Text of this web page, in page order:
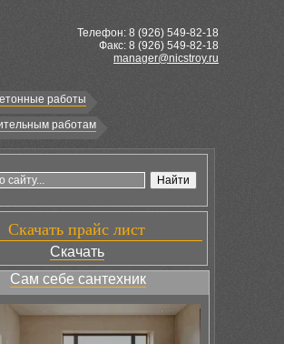
Телефон: 8 (926) 549-82-18
Факс: 8 (926) 549-82-18
manager@nicstroy.ru
работы
работам
Скачать прайс лист
Скачать
Сам себе сантехник